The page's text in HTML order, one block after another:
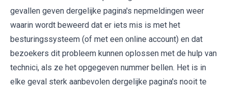
gevallen geven dergelijke pagina's nepmeldingen weer
waarin wordt beweerd dat er iets mis is met het
besturingssysteem (of met een online account) en dat
bezoekers dit probleem kunnen oplossen met de hulp van
technici, als ze het opgegeven nummer bellen. Het is in
elke geval sterk aanbevolen dergelijke pagina's nooit te